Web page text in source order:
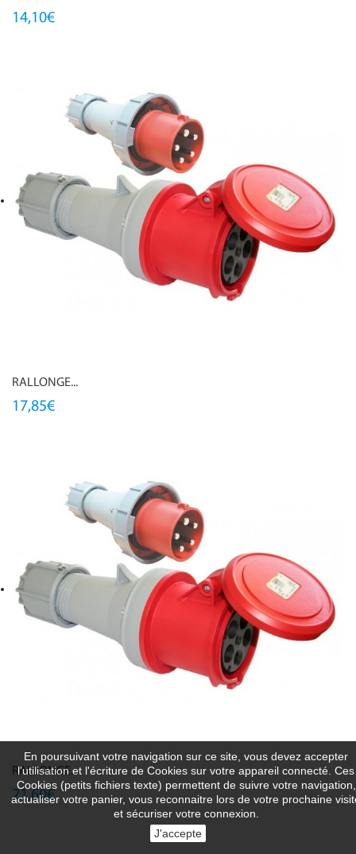
14,10€
RALLONGE...
17,85€
RALLONGE...
21,60€
En poursuivant votre navigation sur ce site, vous devez accepter
l’utilisation et l'écriture de Cookies sur votre appareil connecté. Ces
Cookies (petits fichiers texte) permettent de suivre votre navigation,
actualiser votre panier, vous reconnaitre lors de votre prochaine
et sécuriser votre connexion.
J'accepte